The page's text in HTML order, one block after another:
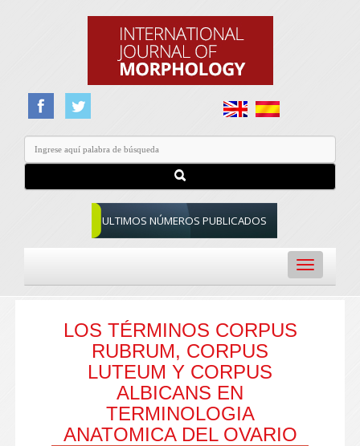
ULTIMOS NÚMEROS PUBLICADOS
Toggle
navigation
LOS TÉRMINOS CORPUS
RUBRUM, CORPUS
LUTEUM Y CORPUS
ALBICANS EN
TERMINOLOGIA
ANATOMICA DEL OVARIO